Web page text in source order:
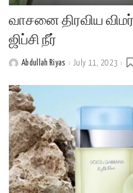
வாசனை திரவிய
ஜிப்சி நீர்
PostedAbdullah Riyas July 11, 2023